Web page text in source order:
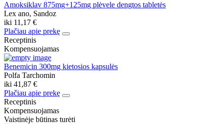
Amoksiklav 875mg+125mg plėvele dengtos tabletės
Lex ano, Sandoz
iki 11,17 €
Plačiau apie prekę
Receptinis
Kompensuojamas
Benemicin 300mg kietosios kapsulės
Polfa Tarchomin
iki 41,87 €
Plačiau apie prekę
Receptinis
Kompensuojamas
Vaistinėje būtinas turėti